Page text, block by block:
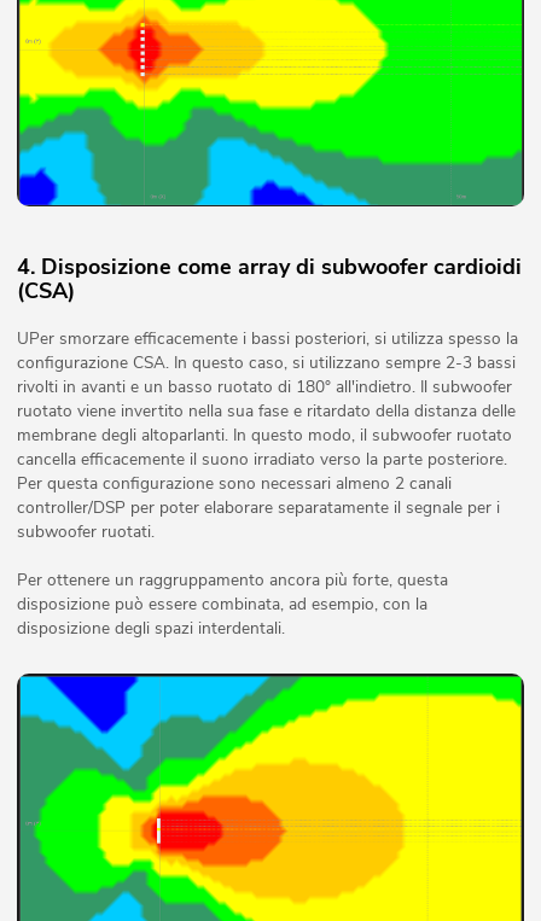
4. Disposizione come array di subwoofer cardioidi
(CSA)
UPer smorzare efficacemente i bassi posteriori, si utilizza spesso la
configurazione CSA. In questo caso, si utilizzano sempre 2-3 bassi
rivolti in avanti e un basso ruotato di 180° all'indietro. Il subwoofer
ruotato viene invertito nella sua fase e ritardato della distanza delle
membrane degli altoparlanti. In questo modo, il subwoofer ruotato
cancella efficacemente il suono irradiato verso la parte posteriore.
Per questa configurazione sono necessari almeno 2 canali
controller/DSP per poter elaborare separatamente il segnale per i
subwoofer ruotati.
Per ottenere un raggruppamento ancora più forte, questa
disposizione può essere combinata, ad esempio, con la
disposizione degli spazi interdentali.